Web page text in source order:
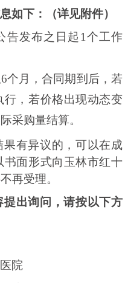
如下：
（详见附件）
告发布之日起 1个工作
6个月，合同期到后，若
，若价格出现动态变
采购量结算。
有异议的，可以在成
面形式向玉林市红十
再受理。
提出询问，请按以下方
院